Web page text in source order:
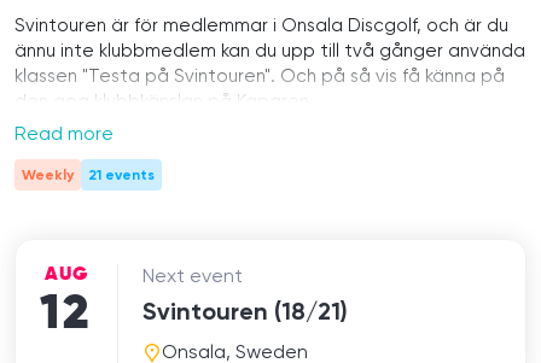
Svintouren är för medlemmar i Onsala Discgolf, och är du
ännu inte klubbmedlem kan du upp till två gånger använda
klassen "Testa på Svintouren". Och på så vis få känna på
den goa klubbkänslan på Kaparen.
att spela Svintouren hela sommaren för endast 200 kr,
SAMLING
Vi siktar på att ha samling 20 minuter före start, vid hål 1.
Eventuella avvikelser informeras genom meddelande i
Read more
Weekly 21 events
AUG
12
Next event
Svintouren (18/21)
Onsala, Sweden